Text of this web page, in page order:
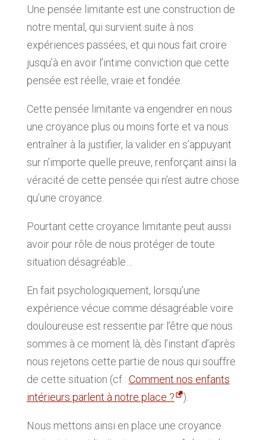
Une pensée limitante est une construction de
notre mental , qui survient suite à nos
expériences passées, et qui nous fait croire
jusqu’à en avoir l ’intime conviction que cette
pensée est réelle, vraie et fondée.
Cette pensée limitante va engendrer en nous
une croyance plus ou moins forte et va nous
entraîner à la justifier, la valider en s’appuyant
sur n’importe quelle preuve, renforçant ainsi la
véracité de cette pensée qui n’est autre chose
qu’une croyance.
Pourtant cette croyance limitante peut aussi
avoir pour rôle de nous protégerde toute
situation désagréable…
En fait psychologiquement, lorsqu’une
expérience vécue comme désagréable voire
douloureuse est ressentie par l’être que nous
sommes à ce moment là, dès l’instant d’après
nous rejetons cette partie de nous qui souffre
de cette situation (cf : Comment nos enfants
intérieurs parlent à notre place ?
).
Nous mettons ainsi en place une croyance